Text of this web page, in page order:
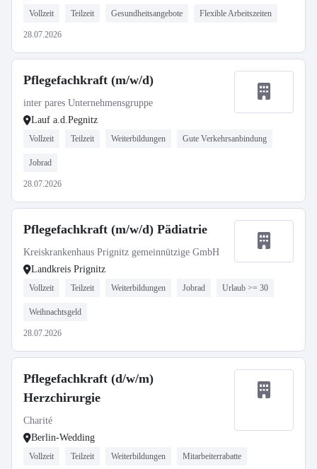
Vollzeit Teilzeit Gesundheitsangebote Flexible Arbeitszeiten
28.07.2026
Pflegefachkraft (m/w/d)
inter pares Unternehmensgruppe
Lauf a.d.Pegnitz
Vollzeit Teilzeit Weiterbildungen Gute Verkehrsanbindung
Jobrad
28.07.2026
Pflegefachkraft (m/w/d) Pädiatrie
Kreiskrankenhaus Prignitz gemeinnützige GmbH
Landkreis Prignitz
Vollzeit Teilzeit Weiterbildungen Jobrad Urlaub >= 30
Weihnachtsgeld
28.07.2026
Pflegefachkraft (d/w/m)
Herzchirurgie
Charité
Berlin-Wedding
Vollzeit Teilzeit Weiterbildungen Mitarbeiterrabatte